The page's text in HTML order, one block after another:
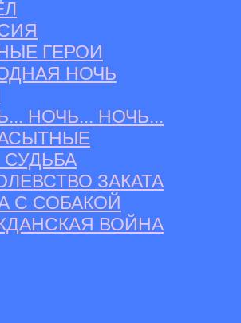
ГЕРОИ
НОЧЬ
НОЧЬ... НОЧЬ...
ЗАКАТА
С СОБАКОЙ
ВОЙНА